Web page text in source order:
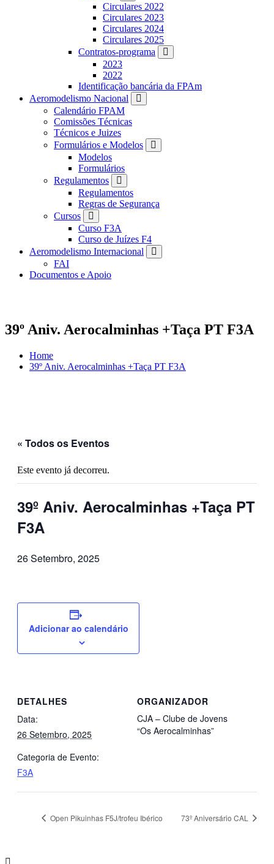
Circulares 2022
Circulares 2023
Circulares 2024
Circulares 2025
Contratos-programa
2023
2022
Identificação bancária da FPAm
Aeromodelismo Nacional
Calendário FPAM
Comissões Técnicas
Técnicos e Juizes
Formulários e Modelos
Modelos
Formulários
Regulamentos
Regulamentos
Regras de Segurança
Cursos
Curso F3A
Curso de Juízes F4
Aeromodelismo Internacional
FAI
Documentos e Apoio
39º Aniv. Aerocalminhas +Taça PT F3A
Home
39º Aniv. Aerocalminhas +Taça PT F3A
« Todos os Eventos
Este evento já decorreu.
39º Aniv. Aerocalminhas +Taça PT
F3A
26 Setembro, 2025
Adicionar ao calendário
DETALHES
Data:
26 Setembro, 2025
Categoria de Evento:
F3A
ORGANIZADOR
CJA – Clube de Jovens
“Os Aerocalminhas”
Open Pikuinhas F5J/trofeu Ibérico 73º Aniversário CAL